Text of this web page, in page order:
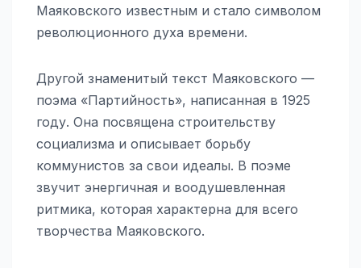
Маяковского известным и стало символом
революционного духа времени.
Другой знаменитый текст Маяковского —
поэма «Партийность», написанная в 1925
году. Она посвящена строительству
социализма и описывает борьбу
коммунистов за свои идеалы. В поэме
звучит энергичная и воодушевленная
ритмика, которая характерна для всего
творчества Маяковского.